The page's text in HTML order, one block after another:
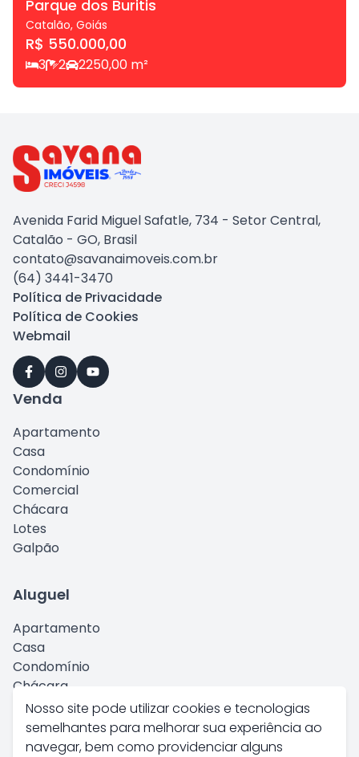
Parque dos Buritis
Catalão, Goiás
R$ 550.000,00
3 2 2250,00 m²
Nosso site pode utilizar cookies e tecnologias
semelhantes para melhorar sua experiência ao
navegar, bem como providenciar alguns
Avenida Farid Miguel Safatle, 734 - Setor Central,
Catalão - GO, Brasil
contato@savanaimoveis.com.br
(64) 3441-3470
Política de Privacidade
Política de Cookies
Webmail
Venda
Apartamento
Casa
Condomínio
Comercial
Chácara
Lotes
Galpão
Aluguel
Apartamento
Casa
Condomínio
Chácara
Comercial
Kitnet
Galpão